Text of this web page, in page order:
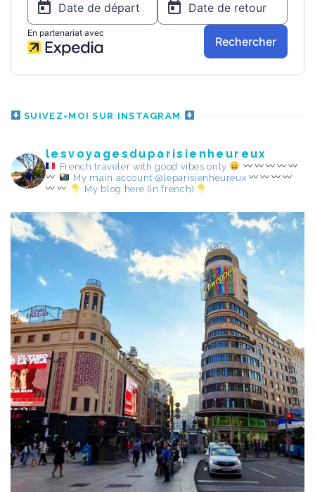
SUIVEZ-MOI SUR INSTAGRAM
lesvoyagesduparisienheureux
French traveler with good vibes only
My main account @leparisienheureux
My blog here (in french)